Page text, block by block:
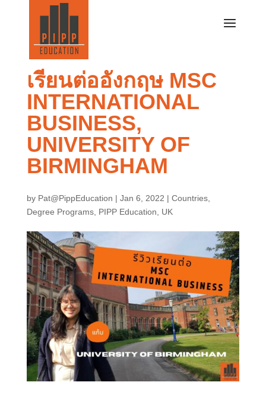
เรียนต่ออังกฤษ MSC
INTERNATIONAL
BUSINESS,
UNIVERSITY OF
BIRMINGHAM
by Pat@PippEducation | Jan 6, 2022 | Countries,
Degree Programs, PIPP Education UK